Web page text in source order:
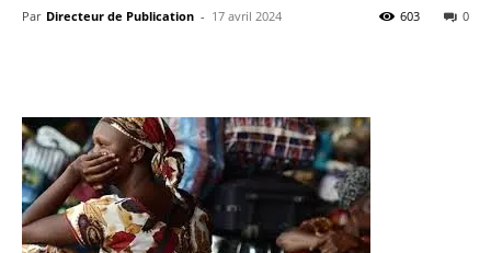
Par Directeur de Publication - 17 avril 2024 0
603